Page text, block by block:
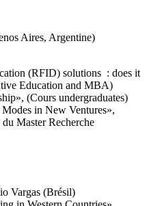
Aires, Argentine)
(RFID) solutions : does it
Education and MBA)
(Cours undergraduates)
in New Ventures»,
Master Recherche
Vargas (Brésil)